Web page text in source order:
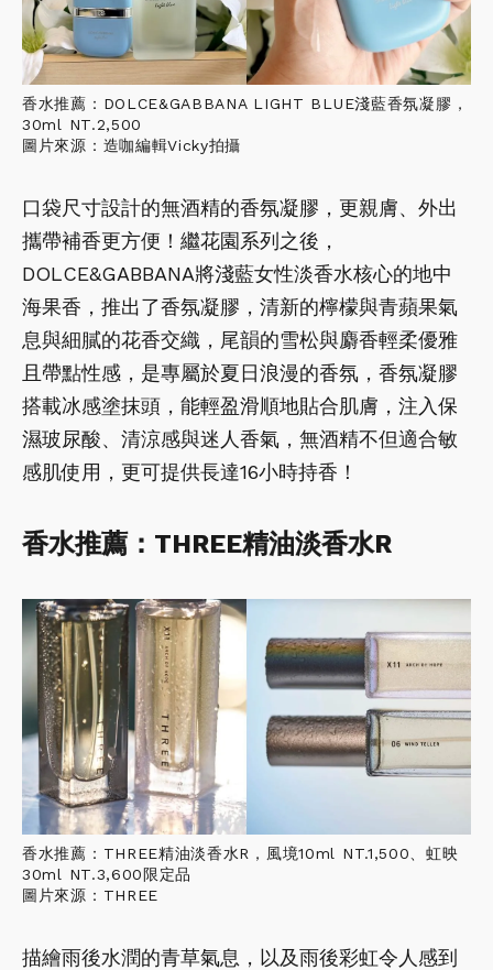
香水推薦：DOLCE&GABBANA LIGHT BLUE淺藍香氛凝膠，
30ml NT.2,500
圖片來源：造咖編輯Vicky拍攝
口袋尺寸設計的無酒精的香氛凝膠，更親膚、外出
攜帶補香更方便！繼花園系列之後，
DOLCE&GABBANA將淺藍女性淡香水核心的地中
海果香，推出了香氛凝膠，清新的檸檬與青蘋果氣
息與細膩的花香交織，尾韻的雪松與麝香輕柔優雅
且帶點性感，是專屬於夏日浪漫的香氛，香氛凝膠
搭載冰感塗抹頭，能輕盈滑順地貼合肌膚，注入保
濕玻尿酸、清涼感與迷人香氣，無酒精不但適合敏
感肌使用，更可提供長達16小時持香！
香水推薦：THREE精油淡香水R
香水推薦：THREE精油淡香水R，風境10ml NT.1,500、虹映
30ml NT.3,600限定品
圖片來源：THREE
描繪雨後水潤的青草氣息，以及雨後彩虹令人感到